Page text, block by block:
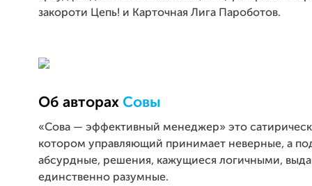
закороти Цепь! и Карточная Лига Пароботов.
Об авторах Совы
«Сова — эффективный менеджер» это
котором управляющий принимает неверные, а
абсурдные, решения, кажущиеся логичными,
единственно разумные.